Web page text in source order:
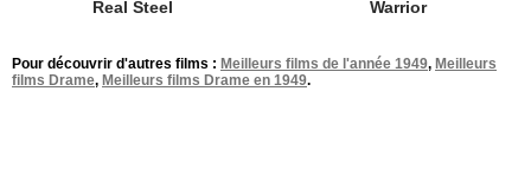
Real Steel Warrior
Pour découvrir d'autres films : Meilleurs films de l'année 1949, Meilleurs
films Drame, Meilleurs films Drame en 1949.